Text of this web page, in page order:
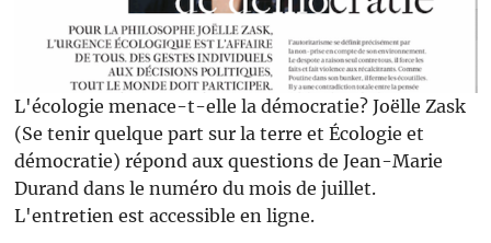
L'écologie menace-t-elle la démocratie? Joëlle Zask
(Se tenir quelque part sur la terre et Écologie et
démocratie) répond aux questions de Jean-Marie
Durand dans le numéro du mois de juillet.
L'entretien est accessible en ligne.